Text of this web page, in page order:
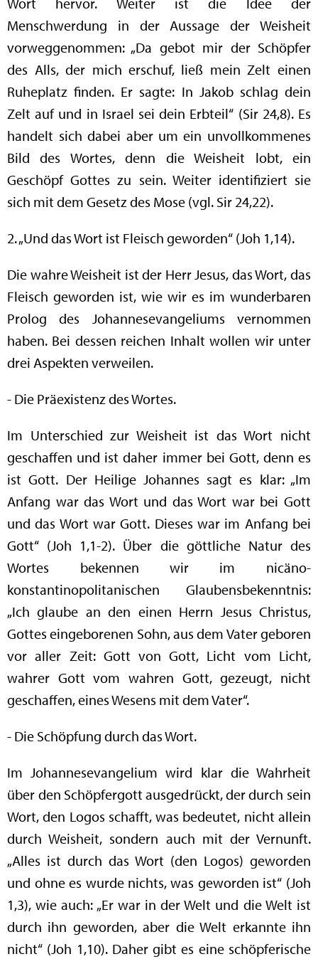
Menschwerdung in der Aussage der Weisheit
vorweggenommen: „Da gebot mir der Schöpfer
des Alls, der mich erschuf, ließ mein Zelt einen
Ruheplatz finden. Er sagte: In Jakob schlag dein
Zelt auf und in Israel sei dein Erbteil“ (Sir 24,8). Es
handelt sich dabei aber um ein unvollkommenes
Bild des Wortes, denn die Weisheit lobt, ein
Geschöpf Gottes zu sein. Weiter identifiziert sie
sich mit dem Gesetz des Mose (vgl. Sir 24,22).
2. „Und das Wort ist Fleisch geworden“ (Joh 1,14).
Die wahre Weisheit ist der Herr Jesus, das Wort, das
Fleisch geworden ist, wie wir es im wunderbaren
Prolog des Johannesevangeliums vernommen
haben. Bei dessen reichen Inhalt wollen wir unter
drei Aspekten verweilen.
- Die Präexistenz des Wortes.
Im Unterschied zur Weisheit ist das Wort nicht
geschaffen und ist daher immer bei Gott, denn es
ist Gott. Der Heilige Johannes sagt es klar: „Im
Anfang war das Wort und das Wort war bei Gott
und das Wort war Gott. Dieses war im Anfang bei
Gott“ (Joh 1,1-2). Über die göttliche Natur des
Wortes bekennen wir im nicäno-
konstantinopolitanischen Glaubensbekenntnis:
„Ich glaube an den einen Herrn Jesus Christus,
Gottes eingeborenen Sohn, aus dem Vater geboren
vor aller Zeit: Gott von Gott, Licht vom Licht,
wahrer Gott vom wahren Gott, gezeugt, nicht
geschaffen, eines Wesens mit dem Vater“.
- Die Schöpfung durch das Wort.
Im Johannesevangelium wird klar die Wahrheit
über den Schöpfergott ausgedrückt, der durch sein
Wort, den Logos schafft, was bedeutet, nicht allein
durch Weisheit, sondern auch mit der Vernunft.
„Alles ist durch das Wort (den Logos) geworden
und ohne es wurde nichts, was geworden ist“ (Joh
1,3), wie auch: „Er war in der Welt und die Welt ist
durch ihn geworden, aber die Welt erkannte ihn
nicht“ (Joh 1,10). Daher gibt es eine schöpferische